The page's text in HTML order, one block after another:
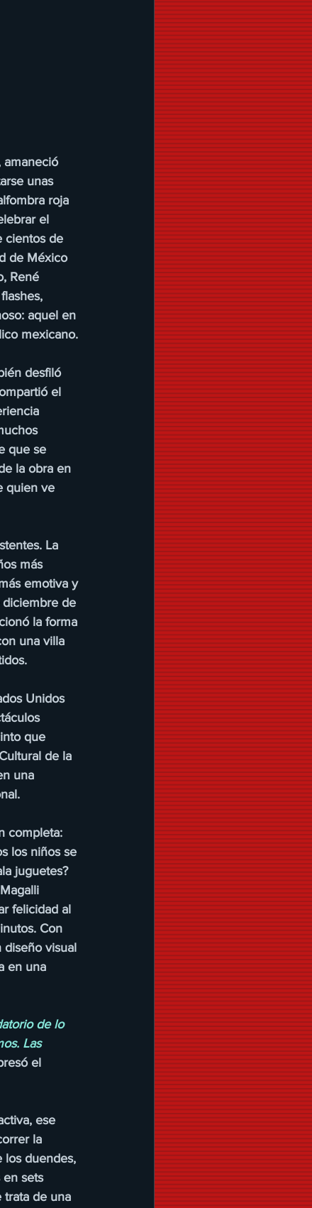
amaneció
unas
roja
el
cientos de
de México
René
aquel en
mexicano.
desfiló
el
que se
la obra en
quien ve
La
más
emotiva y
de
la forma
una villa
Unidos
que
de la
una
completa:
los niños se
juguetes?
felicidad al
Con
diseño visual
en una
de lo
Las
el
ese
la
los duendes,
en sets
trata de una